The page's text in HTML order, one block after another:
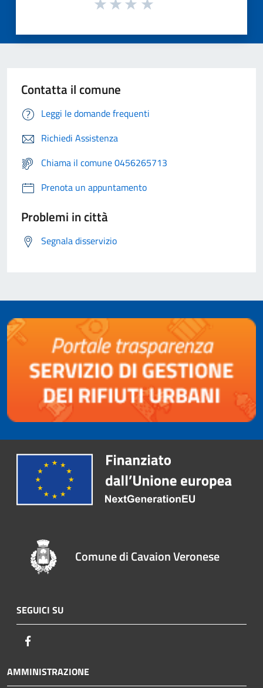
Contatta il comune
Leggi le domande frequenti
Richiedi Assistenza
Chiama il comune 0456265713
Prenota un appuntamento
Problemi in città
Segnala disservizio
Comune di Cavaion Veronese
SEGUICI SU
AMMINISTRAZIONE